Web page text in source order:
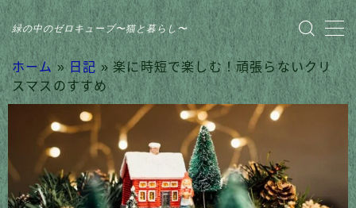
緑の中のゼロキューブ〜猫と暮らし〜
MENU
HOME
おすすめ商品
家のこと
ホーム » 日記 »楽に時短で楽しむ！頑張らないクリ
スマスのすすめ